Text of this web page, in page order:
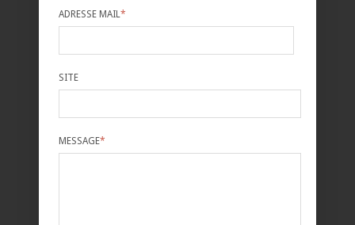
ADRESSE MAIL*
SITE
MESSAGE*